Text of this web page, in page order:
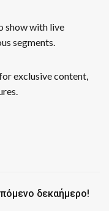
show with live
segments.
exclusive content,
δεκαήμερο!